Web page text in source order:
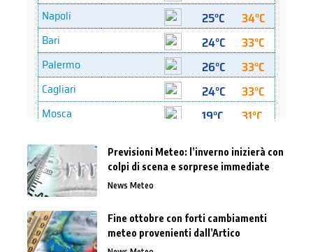
Previsioni Meteo: l’inverno inizierà con
colpi di scena e sorprese immediate
News Meteo
Fine ottobre con forti cambiamenti
meteo provenienti dall’Artico